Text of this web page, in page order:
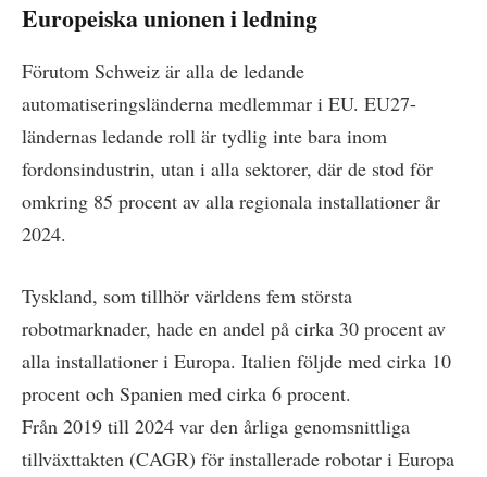
Europeiska unionen i ledning
Förutom Schweiz är alla de ledande
automatiseringsländerna medlemmar i EU. EU27-
ländernas ledande roll är tydlig inte bara inom
fordonsindustrin, utan i alla sektorer, där de stod för
omkring 85 procent av alla regionala installationer år
2024.
Tyskland, som tillhör världens fem största
robotmarknader, hade en andel på cirka 30 procent av
alla installationer i Europa. Italien följde med cirka 10
procent och Spanien med cirka 6 procent.
Från 2019 till 2024 var den årliga genomsnittliga
tillväxttakten (CAGR) för installerade robotar i Europa